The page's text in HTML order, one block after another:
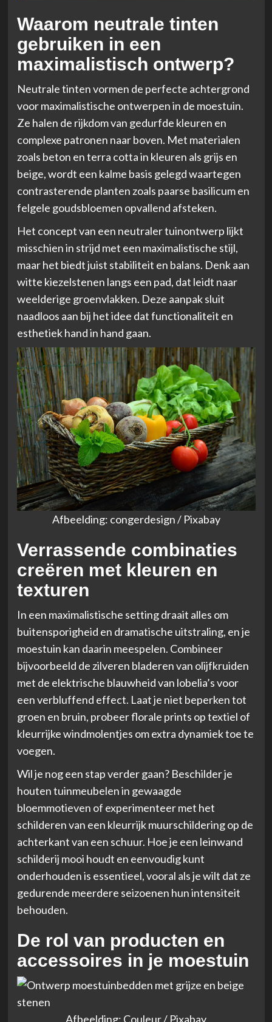
Waarom neutrale tinten
gebruiken in een
maximalistisch ontwerp?
Neutrale tinten vormen de perfecte achtergrond
voor maximalistische ontwerpen in de moestuin.
Ze halen de rijkdom van gedurfde kleuren en
complexe patronen naar boven. Met materialen
zoals beton en terra cotta in kleuren als grijs en
beige, wordt een kalme basis gelegd waartegen
contrasterende planten zoals paarse basilicum en
felgele goudsbloemen opvallend afsteken.
Het concept van een neutraler tuinontwerp lijkt
misschien in strijd met een maximalistische stijl,
maar het biedt juist stabiliteit en balans. Denk aan
witte kiezelstenen langs een pad, dat leidt naar
weelderige groenvlakken. Deze aanpak sluit
naadloos aan bij het idee datfunctionaliteit en
esthetiekhand in hand gaan.
Afbeelding: congerdesign / Pixabay
Verrassende combinaties
creëren met kleuren en
texturen
In een maximalistische setting draait alles om
buitensporigheid en dramatische uitstraling, en je
moestuin kan daarin meespelen. Combineer
bijvoorbeeld de zilveren bladeren van olijfkruiden
met de elektrische blauwheid van lobelia’s voor
een verbluffend effect. Laat je niet beperken tot
groen en bruin, probeer florale prints op textiel of
kleurrijke windmolentjes om extra dynamiek toe te
voegen.
Wil je nog een stap verder gaan? Beschilder je
houten tuinmeubelen in gewaagde
bloemmotieven of experimenteer met het
schilderen van een kleurrijk muurschildering op de
achterkant van een schuur. Hoe je een leinwand
schilderij mooi houdt en eenvoudig kunt
onderhouden is essentieel, vooral als je wilt dat ze
gedurende meerdere seizoenen hun intensiteit
behouden.
De rol van producten en
accessoires in je moestuin
Afbeelding: Couleur / Pixabay